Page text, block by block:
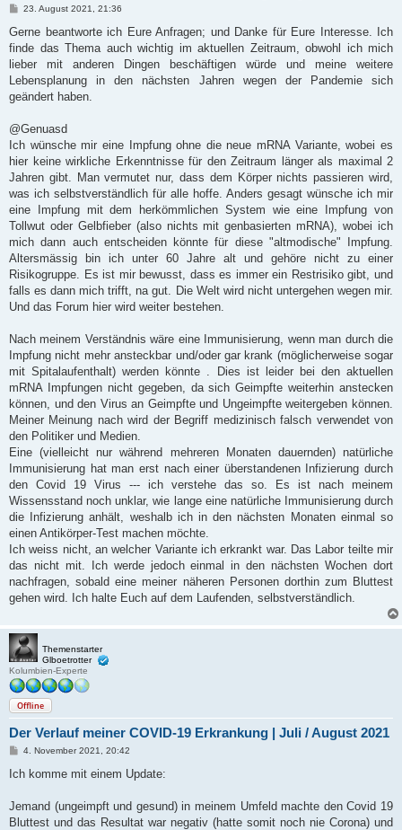
B
i
r
a
23. August 2021, 21:36
Gerne beantworte ich Eure Anfragen; und Danke für Eure Interesse. Ich
finde das Thema auch wichtig im aktuellen Zeitraum, obwohl ich mich
lieber mit anderen Dingen beschäftigen würde und meine weitere
Lebensplanung in den nächsten Jahren wegen der Pandemie sich
geändert haben.
@Genuasd
Ich wünsche mir eine Impfung ohne die neue mRNA Variante, wobei es
hier keine wirkliche Erkenntnisse für den Zeitraum länger als maximal 2
Jahren gibt. Man vermutet nur, dass dem Körper nichts passieren wird,
was ich selbstverständlich für alle hoffe. Anders gesagt wünsche ich mir
eine Impfung mit dem herkömmlichen System wie eine Impfung von
Tollwut oder Gelbfieber (also nichts mit genbasierten mRNA), wobei ich
mich dann auch entscheiden könnte für diese "altmodische" Impfung.
Altersmässig bin ich unter 60 Jahre alt und gehöre nicht zu einer
Risikogruppe. Es ist mir bewusst, dass es immer ein Restrisiko gibt, und
falls es dann mich trifft, na gut. Die Welt wird nicht untergehen wegen mir.
Und das Forum hier wird weiter bestehen.
Nach meinem Verständnis wäre eine Immunisierung, wenn man durch die
Impfung nicht mehr ansteckbar und/oder gar krank (möglicherweise sogar
mit Spitalaufenthalt) werden könnte . Dies ist leider bei den aktuellen
mRNA Impfungen nicht gegeben, da sich Geimpfte weiterhin anstecken
können, und den Virus an Geimpfte und Ungeimpfte weitergeben können.
Meiner Meinung nach wird der Begriff medizinisch falsch verwendet von
den Politiker und Medien.
Eine (vielleicht nur während mehreren Monaten dauernden) natürliche
Immunisierung hat man erst nach einer überstandenen Infizierung durch
den Covid 19 Virus --- ich verstehe das so. Es ist nach meinem
Wissensstand noch unklar, wie lange eine natürliche Immunisierung durch
die Infizierung anhält, weshalb ich in den nächsten Monaten einmal so
einen Antikörper-Test machen möchte.
Ich weiss nicht, an welcher Variante ich erkrankt war. Das Labor teilte mir
das nicht mit. Ich werde jedoch einmal in den nächsten Wochen dort
nachfragen, sobald eine meiner näheren Personen dorthin zum Bluttest
gehen wird. Ich halte Euch auf dem Laufenden, selbstverständlich.
Themenstarter
Glboetrotter
Kolumbien-Experte
Offline
Der Verlauf meiner COVID-19 Erkrankung | Juli / August 2021
B
i
a
4. November 2021, 20:42
Ich komme mit einem Update:
Jemand (ungeimpft und gesund) in meinem Umfeld machte den Covid 19
Bluttest und das Resultat war negativ (hatte somit noch nie Corona) und